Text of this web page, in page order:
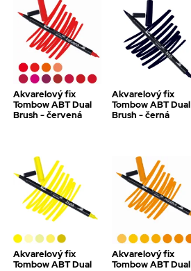
Akvarelový fix
Tombow ABT Dual
Brush - červená
Akvarelový fix
Tombow ABT Dual
Brush - černá
Akvarelový fix
Tombow ABT Dual
Akvarelový fix
Tombow ABT Dual